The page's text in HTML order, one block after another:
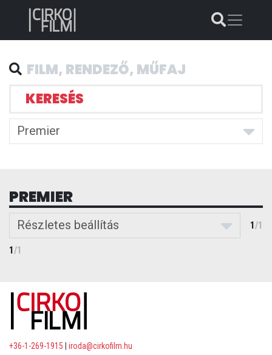
KERESÉS
Premier
PREMIER
Részletes beállítás 1/1
1/1
+36-1-269-1915
iroda@cirkofilm.hu